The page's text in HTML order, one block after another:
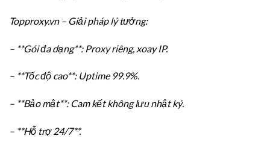
Topproxy.vn – Giải pháp lý tưởng:
– **Gói đa dạng**: Proxy riêng, xoay IP.
– **Tốc độ cao**: Uptime 99.9%.
– **Bảo mật**: Cam kết không lưu nhật ký.
– **Hỗ trợ 24/7**.